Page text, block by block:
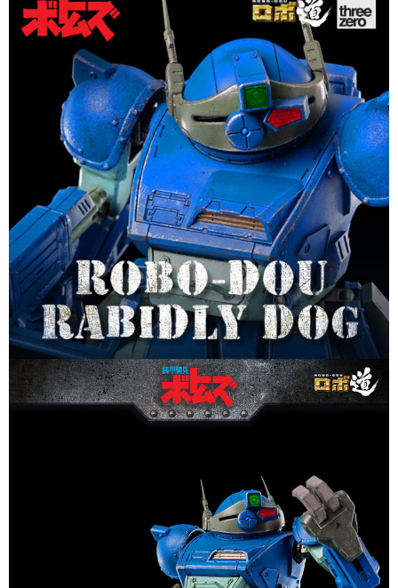
2.透過簡訊連結打開帳單後，可選擇「超商條碼／台灣大直營門市／銀行轉
帳／街口支付／iPASS MONEY」等通路繳費。
【注意事項】
1.本服務係由「台灣大哥大股份有限公司」（以下簡稱本公司）所提供，讓
用戶於交易時，得透過本服務購買商品或服務，並由商店將買賣／分期付款
買賣價金債權讓與本公司後，依約使用本公司帳單繳交帳款。
2.基於同意付款使用「大哥付你分期」之契約關係目的，商店將以您的個人
資料（包含姓名、電話或地址）提供予台灣大哥大進項蒐集、處理及利用，
由本公司與您本人進行分期帳單所需資料之確認、核對及更正。
3.完整用戶服務條款，請詳閱以下連結：https://oppay.tw/userRule
東海門市自取，需自備購物袋取貨唷。
免運費